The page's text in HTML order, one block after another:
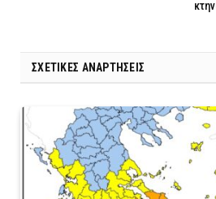
ΣΧΕΤΙΚΈΣ ΑΝΑΡΤΉΣΕΙΣ